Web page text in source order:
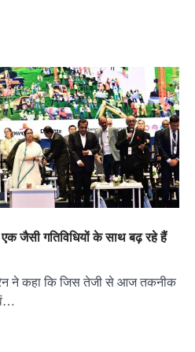
जैसी गतिविधियों के साथ बढ़ रहे हैं
ने कहा कि जिस तेजी से आज तकनीक